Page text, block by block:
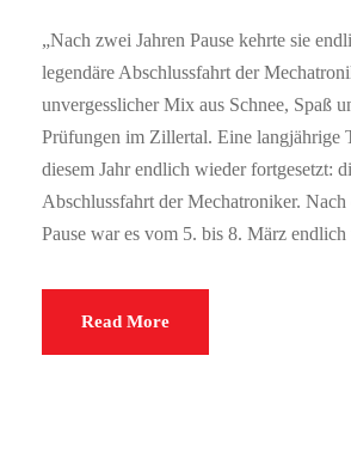
„Nach zwei Jahren Pause kehrte sie
legendäre Abschlussfahrt der
unvergesslicher Mix aus Schnee, Spaß
Prüfungen im Zillertal. Eine langjährige
diesem Jahr endlich wieder fortgesetzt:
Abschlussfahrt der Mechatroniker.
Pause war es vom 5. bis 8. März
Read More